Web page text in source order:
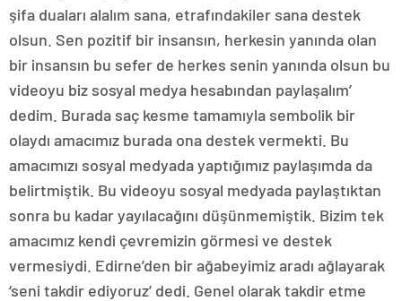
şifa duaları alalım sana, etrafındakiler sana destek
olsun. Sen pozitif bir insansın, herkesin yanında olan
bir insansın bu sefer de herkes senin yanında olsun bu
videoyu biz sosyal medya hesabından paylaşalım’
dedim. Burada saç kesme tamamıyla sembolik bir
olaydı amacımız burada ona destek vermekti. Bu
amacımızı sosyal medyada yaptığımız paylaşımda da
belirtmiştik. Bu videoyu sosyal medyada paylaştıktan
sonra bu kadar yayılacağını düşünmemiştik. Bizim tek
amacımız kendi çevremizin görmesi ve destek
vermesiydi. Edirne’den bir ağabeyimiz aradı ağlayarak
‘seni takdir ediyoruz’ dedi. Genel olarak takdir etme